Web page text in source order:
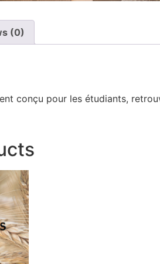
(0)
conçu pour les étudiants,